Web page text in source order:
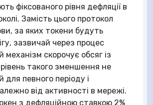
фіксованого рівня дефляції в
Замість цього протокол
за яких токени будуть
зазвичай через процес
механізм скорочує обсяг із
такого зменшення не
для певного періоду і
від активності в мережі.
з дефляційною ставкою 2%